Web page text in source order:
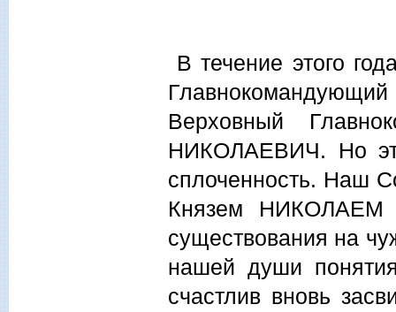
В течение этого
Верховный
НИКОЛАЕВИЧ. Но
сплоченность. Наш
Князем НИКОЛАЕМ
существования на
нашей души
счастлив вновь